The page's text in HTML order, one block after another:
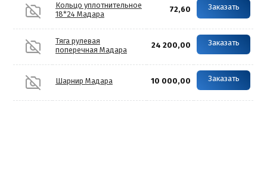
Кольцо уплотнительное
18*24 Мадара
72,60 Заказать
Тяга рулевая
поперечная Мадара
24 200,00 Заказать
Шарнир Мадара 10 000,00 Заказать